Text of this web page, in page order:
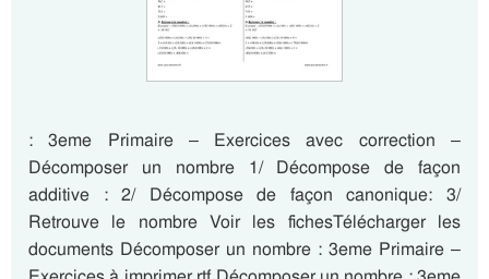
: 3eme Primaire – Exercices avec correction –
Décomposer un nombre 1/ Décompose de façon
additive : 2/ Décompose de façon canonique: 3/
Retrouve le nombre Voir les fichesTélécharger les
documents Décomposer un nombre : 3eme Primaire –